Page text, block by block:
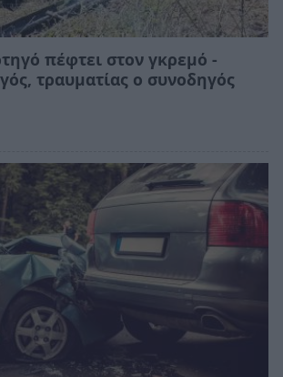
πέφτει στον γκρεμό -
τραυματίας ο συνοδηγός